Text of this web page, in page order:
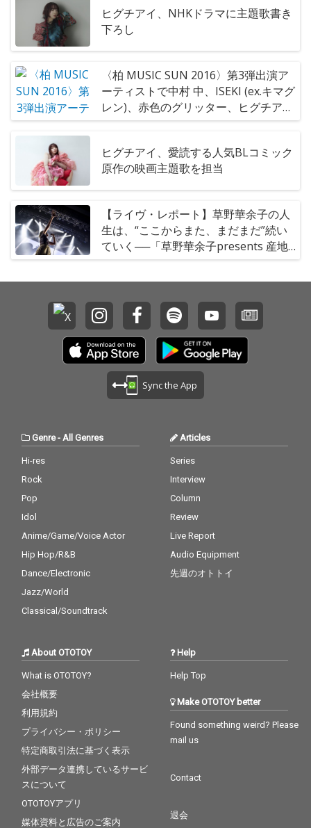
ヒグチアイ、NHKドラマに主題歌書き
下ろし
〈柏 MUSIC SUN 2016〉第3弾出演ア
ーティストで中村 中、ISEKI (ex.キマグ
レン)、赤色のグリッター、ヒグチアイ
ら一挙15組発表
ヒグチアイ、愛読する人気BLコミック
原作の映画主題歌を担当
【ライヴ・レポート】草野華余子の人
生は、“ここからまた、まだまだ”続い
ていく──「草野華余子presents 産地
直送プレミアム ～人生四十周年大収穫
祭～」
Sync the App
Genre-All Genres
Hi-res
Rock
Pop
Idol
Anime/Game/Voice Actor
Hip Hop/R&B
Dance/Electronic
Jazz/World
Classical/Soundtrack
Articles
Series
Interview
Column
Review
Live Report
Audio Equipment
先週のオトトイ
About OTOTOY
What is OTOTOY?
会社概要
利用規約
プライバシー・ポリシー
特定商取引法に基づく表示
外部データ連携しているサービ
スについて
OTOTOYアプリ
媒体資料と広告のご案内
Help
Help Top
Make OTOTOY better
Found something weird? Please
mail us
Contact
退会